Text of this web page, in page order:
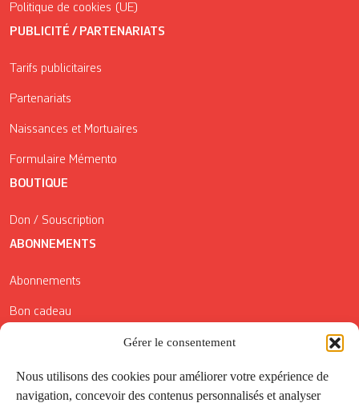
Gérer le consentement
Nous utilisons des cookies pour améliorer votre expérience de
navigation, concevoir des contenus personnalisés et analyser
Politique de cookies (UE)
PUBLICITÉ / PARTENARIATS
Tarifs publicitaires
Partenariats
Naissances et Mortuaires
Formulaire Mémento
BOUTIQUE
Don / Souscription
ABONNEMENTS
Abonnements
Bon cadeau
Conditions générales de vente
Réductions de la Carte Côté Courrier
Application